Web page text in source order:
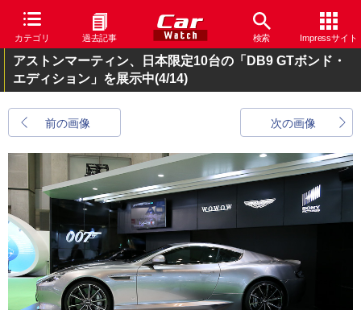
カテゴリ 過去記事 検索 Impressサイト
アストンマーティン、日本限定10台の「DB9 GTボンド・
エディション」を展示中(4/14)
前の画像 次の画像